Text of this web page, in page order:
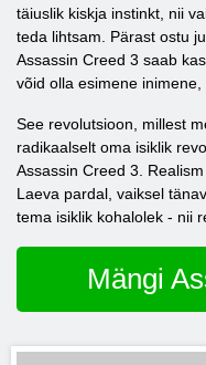
täiuslik kiskja instinkt, nii
teda lihtsam. Pärast ostu
Assassin Creed 3 saab
võid olla esimene
See revolutsioon, millest
radikaalselt oma isiklik
Assassin Creed 3.
Laeva pardal, vaiksel
tema isiklik kohalolek - nii
Mängi